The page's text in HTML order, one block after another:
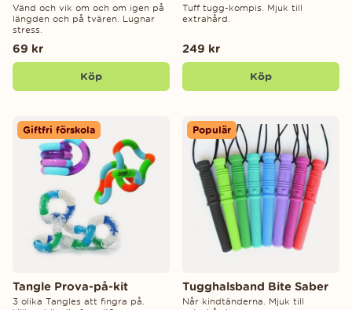
Vänd och vik om och om igen på
längden och på tvären. Lugnar
stress.
69 kr
Köp
Tuff tugg-kompis. Mjuk till
extrahård.
249 kr
Köp
Giftfri förskola
Tangle Prova-på-kit
3 olika Tangles att fingra på.
Populär
Tugghalsband Bite Saber
Når kindtänderna. Mjuk till